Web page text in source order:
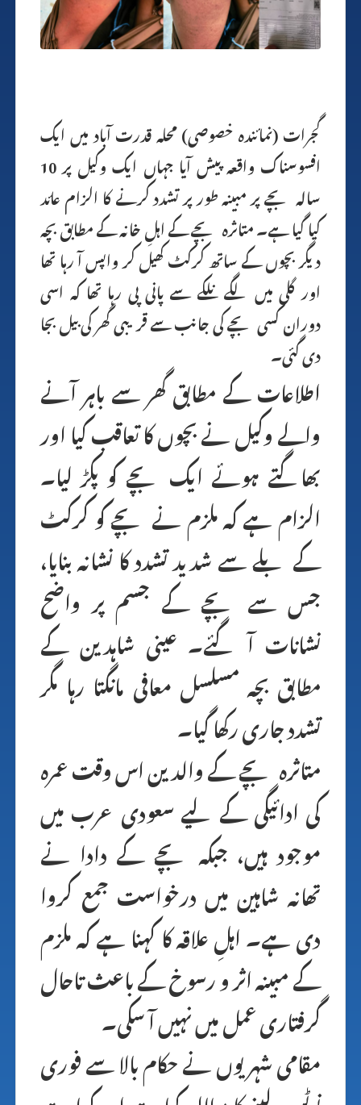
گجرات (نمائندہ خصوصی) محلہ قدرت آباد میں ایک
افسوسناک واقعہ پیش آیا جہاں ایک وکیل پر 10
سالہ بچے پر مبینہ طور پر تشدد کرنے کا الزام عائد
کیا گیا ہے۔ متاثرہ بچے کے اہلِ خانہ کے مطابق بچہ
دیگر بچوں کے ساتھ کرکٹ کھیل کر واپس آ رہا تھا
اور گلی میں لگے نلکے سے پانی پی رہا تھا کہ اسی
دوران کسی بچے کی جانب سے قریبی گھر کی بیل بجا
دی گئی۔
اطلاعات کے مطابق گھر سے باہر آنے
والے وکیل نے بچوں کا تعاقب کیا اور
بھاگتے ہوئے ایک بچے کو پکڑ لیا۔
الزام ہے کہ ملزم نے بچے کو کرکٹ
کے بلے سے شدید تشدد کا نشانہ بنایا،
جس سے بچے کے جسم پر واضح
نشانات آ گئے۔ عینی شاہدین کے
مطابق بچہ مسلسل معافی مانگتا رہا مگر
تشدد جاری رکھا گیا۔
متاثرہ بچے کے والدین اس وقت عمرہ
کی ادائیگی کے لیے سعودی عرب میں
موجود ہیں، جبکہ بچے کے دادا نے
تھانہ شاہین میں درخواست جمع کروا
دی ہے۔ اہلِ علاقہ کا کہنا ہے کہ ملزم
کے مبینہ اثر و رسوخ کے باعث تاحال
گرفتاری عمل میں نہیں آ سکی۔
مقامی شہریوں نے حکام بالا سے فوری